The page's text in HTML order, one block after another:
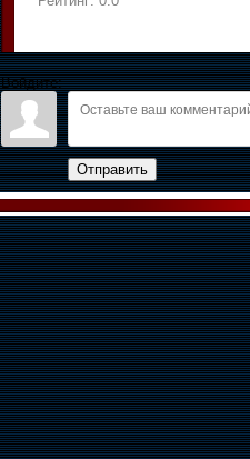
Войдите:
Отправить